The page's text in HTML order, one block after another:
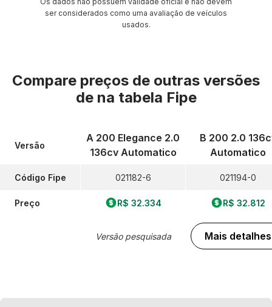
ser considerados como uma avaliação de veículos
usados.
Compare preços de outras versões
de na tabela Fipe
Versão
Código Fipe
Preço
A 200 Elegance 2.0
136cv Automatico
021182-6
R$ 32.334
Versão pesquisada
B 200 2.0
Automatico
021194-0
R$ 32.812
Mais detalhes